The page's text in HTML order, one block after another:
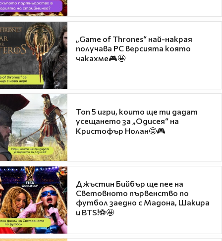
„Game of Thrones“ най-накрая
получава PC версията която
чакахме🎮🤩
Топ 5 игри, които ще ти дадат
усещането за „Одисея“ на
Кристофър Нолан🤩🎮
Джъстин Бийбър ще пее на
Световното първенство по
футбол заедно с Мадона, Шакира
и BTS!⚽🤩